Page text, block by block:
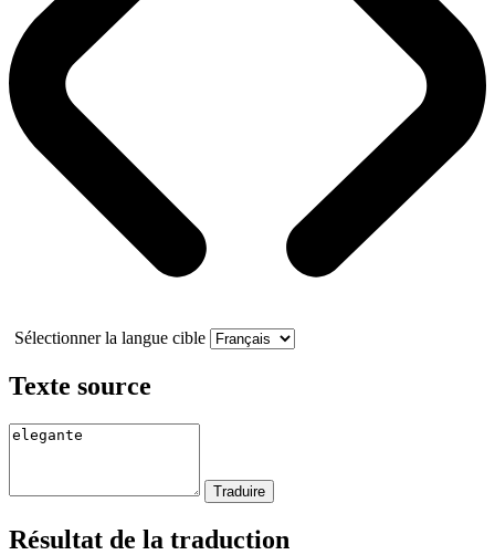
Sélectionner la langue cible
Texte source
Résultat de la traduction